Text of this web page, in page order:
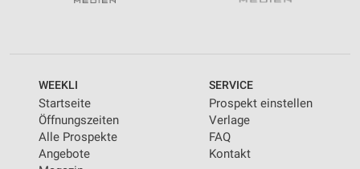
WEEKLI
Startseite
Öffnungszeiten
Alle Prospekte
Angebote
SERVICE
Prospekt einstellen
Verlage
FAQ
Kontakt